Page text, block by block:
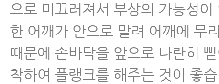
으로 미끄러져서 부상의 가능성이
한 어깨가 안으로 말려 어깨에 무
때문에 손바닥을 앞으로 나란히
착하여 플랭크를 해주는 것이 좋